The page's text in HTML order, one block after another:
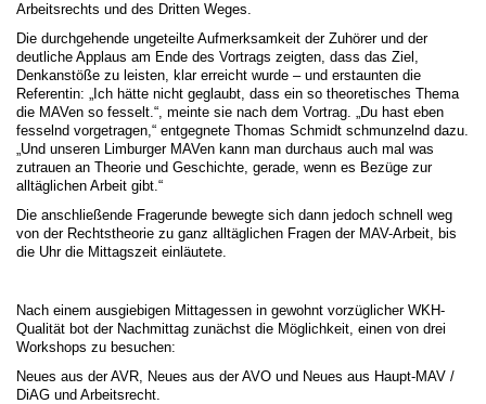
Arbeitsrechts und des Dritten Weges.
Die durchgehende ungeteilte Aufmerksamkeit der Zuhörer und der
deutliche Applaus am Ende des Vortrags zeigten, dass das Ziel,
Denkanstöße zu leisten, klar erreicht wurde – und erstaunten die
Referentin: „Ich hätte nicht geglaubt, dass ein so theoretisches Thema
die MAVen so fesselt.“, meinte sie nach dem Vortrag. „Du hast eben
fesselnd vorgetragen,“ entgegnete Thomas Schmidt schmunzelnd dazu.
„Und unseren Limburger MAVen kann man durchaus auch mal was
zutrauen an Theorie und Geschichte, gerade, wenn es Bezüge zur
alltäglichen Arbeit gibt.“
Die anschließende Fragerunde bewegte sich dann jedoch schnell weg
von der Rechtstheorie zu ganz alltäglichen Fragen der MAV-Arbeit, bis
die Uhr die Mittagszeit einläutete.
Nach einem ausgiebigen Mittagessen in gewohnt vorzüglicher WKH-
Qualität bot der Nachmittag zunächst die Möglichkeit, einen von drei
Workshops zu besuchen:
Neues aus der AVR, Neues aus der AVO und Neues aus Haupt-MAV /
DiAG und Arbeitsrecht.